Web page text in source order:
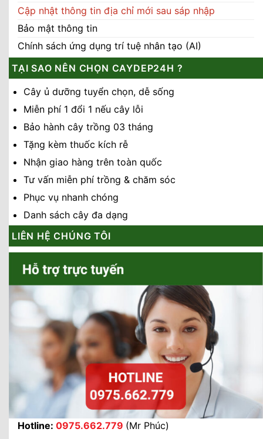
Cập nhật thông tin địa chỉ mới sau sáp nhập
Bảo mật thông tin
Chính sách ứng dụng trí tuệ nhân tạo (AI)
TẠI SAO NÊN CHỌN CAYDEP24H ?
Cây ủ dưỡng tuyển chọn, dễ sống
Miễn phí 1 đổi 1 nếu cây lỗi
Bảo hành cây trồng 03 tháng
Tặng kèm thuốc kích rễ
Nhận giao hàng trên toàn quốc
Tư vấn miễn phí trồng & chăm sóc
Phục vụ nhanh chóng
Danh sách cây đa dạng
LIÊN HỆ CHÚNG TÔI
Hotline: 0975.662.779 (Mr Phúc)